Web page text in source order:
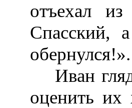
отъехал
Спасский,
обернулся!».
Иван
оценить их